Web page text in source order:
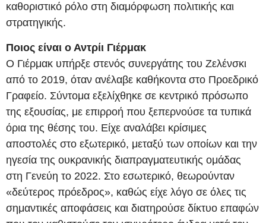
καθοριστικό ρόλο στη διαμόρφωση πολιτικής και
στρατηγικής.
Ποιος είναι ο Αντρίι Γιέρμακ
Ο Γιέρμακ υπήρξε στενός συνεργάτης του Ζελένσκι
από το 2019, όταν ανέλαβε καθήκοντα στο Προεδρικό
Γραφείο. Σύντομα εξελίχθηκε σε κεντρικό πρόσωπο
της εξουσίας, με επιρροή που ξεπερνούσε τα τυπικά
όρια της θέσης του. Είχε αναλάβει κρίσιμες
αποστολές στο εξωτερικό, μεταξύ των οποίων και την
ηγεσία της ουκρανικής διαπραγματευτικής ομάδας
στη Γενεύη το 2022. Στο εσωτερικό, θεωρούνταν
«δεύτερος πρόεδρος», καθώς είχε λόγο σε όλες τις
σημαντικές αποφάσεις και διατηρούσε δίκτυο επαφών